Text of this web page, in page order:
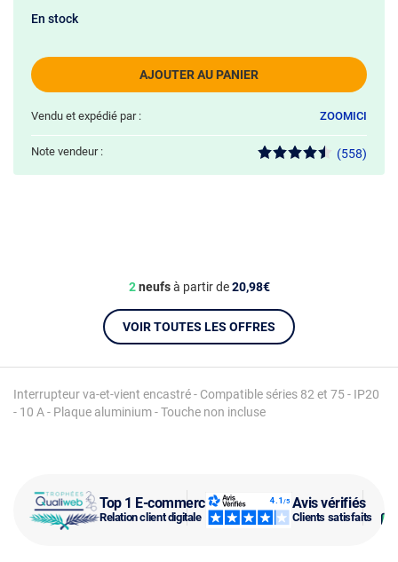
Top 1 E-commerce
Relation client digitale
Avis vérifiés
Clients satisfaits
Interrupteur va-et-vient encastré - Compatible séries 82 et 75 - IP20
- 10 A - Plaque aluminium - Touche non incluse
AJOUTER AU PANIER
En stock
Vendu et expédié par : ZOOMICI
Note vendeur : (558)
2neufsà partir de20,98€
VOIR TOUTES LES OFFRES